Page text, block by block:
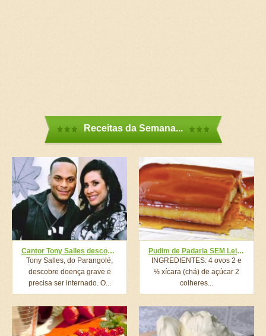
Receitas da Semana...
Cantor Tony Salles descobre doença mortal e é internado às pressas
Tony Salles, do Parangolé,
descobre doença grave e
precisa ser internado. O...
Pudim de Padaria SEM Leite Condensado, eu fiz em 3 minutos, parece que até pra gelar ele é mais rápido
INGREDIENTES: 4 ovos 2 e
½ xícara (chá) de açúcar 2
colheres...